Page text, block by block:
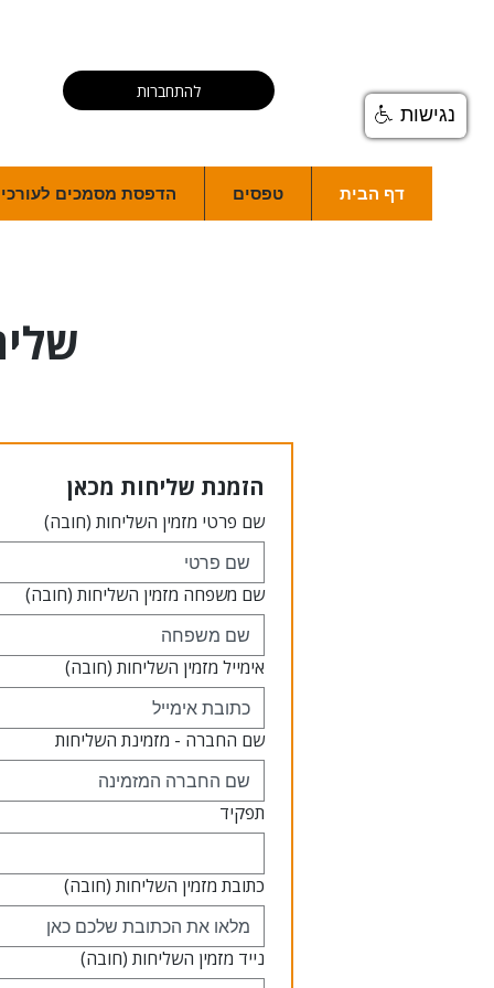
להתחברות
דף הבית טפסים הדפסת מסמכים לעורכי
הזמנת שליחות מכאן
שם פרטי מזמין השליחות (חובה)
שם משפחה מזמין השליחות (חובה)
אימייל מזמין השליחות (חובה)
שם החברה - מזמינת השליחות
תפקיד
כתובת מזמין השליחות (חובה)
נייד מזמין השליחות (חובה)
נגישות